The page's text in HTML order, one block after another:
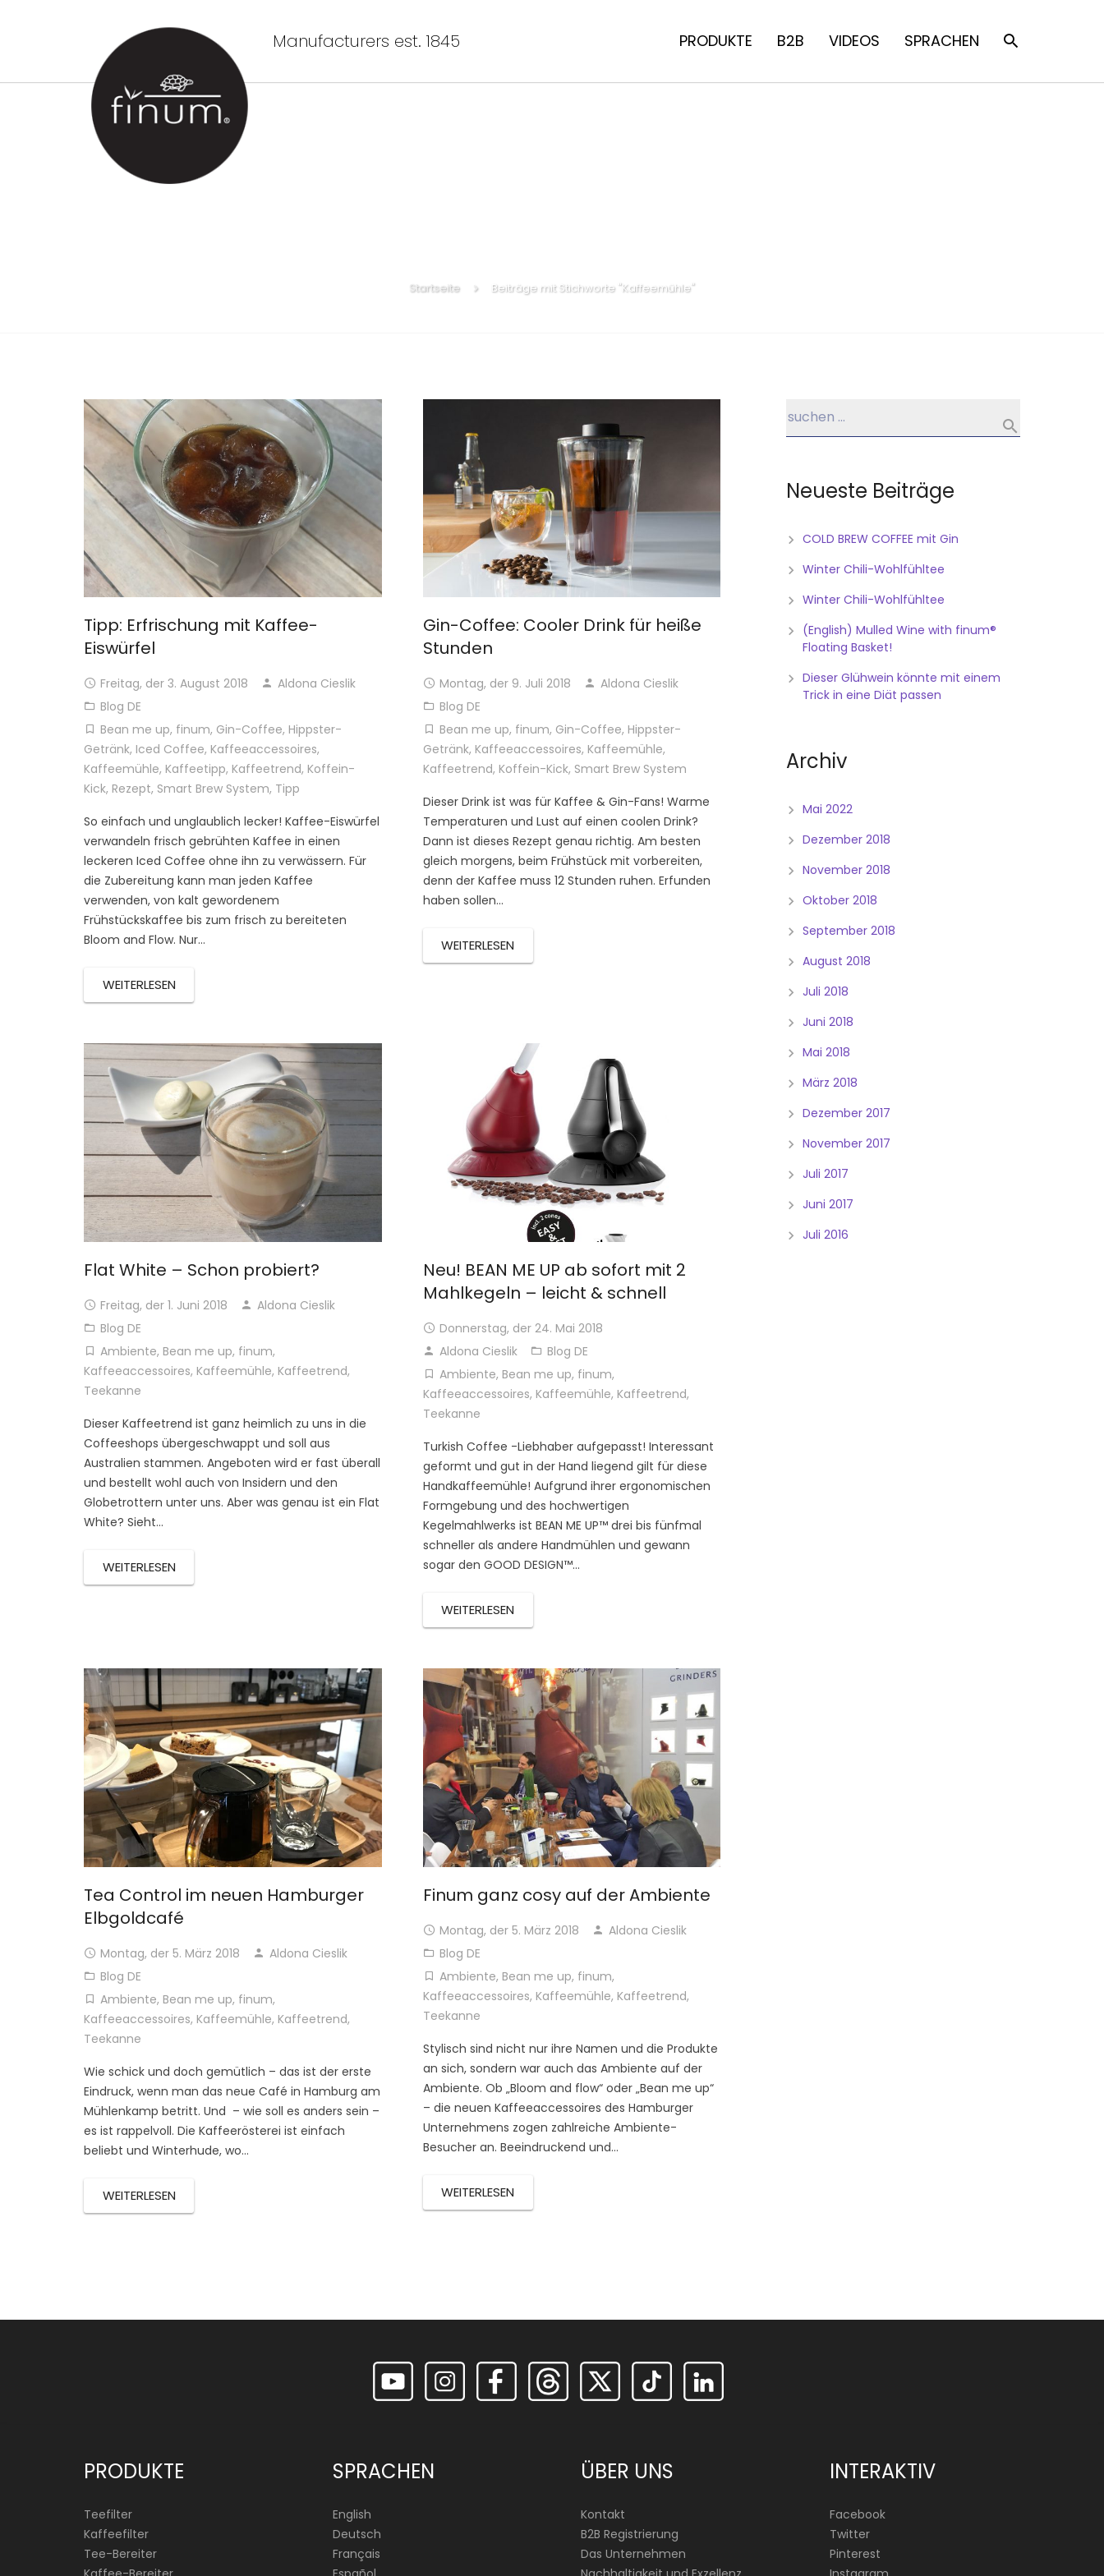
Manufacturers est. 1845 PRODUKTE B2B VIDEOS SPRACHEN
Startseite Beiträge mit Stichworte "Kaffeemühle"
Tipp: Erfrischung mit Kaffee-
Eiswürfel
Freitag, der 3. August 2018
Aldona Cieslik
Blog DE
Bean me up, finum, Gin-Coffee, Hippster-
Getränk, Iced Coffee, Kaffeeaccessoires,
Kaffeemühle, Kaffeetipp, Kaffeetrend, Koffein-
Kick, Rezept, Smart Brew System, Tipp
So einfach und unglaublich lecker! Kaffee-Eiswürfel
verwandeln frisch gebrühten Kaffee in einen
leckeren Iced Coffee ohne ihn zu verwässern. Für
die Zubereitung kann man jeden Kaffee
verwenden, von kalt gewordenem
Frühstückskaffee bis zum frisch zu bereiteten
Bloom and Flow. Nur…
WEITERLESEN
Gin-Coffee: Cooler Drink für heiße
Stunden
Montag, der 9. Juli 2018
Aldona Cieslik
Blog DE
Bean me up, finum, Gin-Coffee, Hippster-
Getränk, Kaffeeaccessoires, Kaffeemühle,
Kaffeetrend, Koffein-Kick, Smart Brew System
Dieser Drink ist was für Kaffee & Gin-Fans! Warme
Temperaturen und Lust auf einen coolen Drink?
Dann ist dieses Rezept genau richtig. Am besten
gleich morgens, beim Frühstück mit vorbereiten,
denn der Kaffee muss 12 Stunden ruhen. Erfunden
haben sollen...
WEITERLESEN
Flat White – Schon probiert?
Freitag, der 1. Juni 2018
Aldona Cieslik
Blog DE
Ambiente, Bean me up, finum,
Kaffeeaccessoires, Kaffeemühle, Kaffeetrend,
Teekanne
Dieser Kaffeetrend ist ganz heimlich zu uns in die
Coffeeshops übergeschwappt und soll aus
Australien stammen. Angeboten wird er fast überall
und bestellt wohl auch von Insidern und den
Globetrottern unter uns. Aber was genau ist ein Flat
White? Sieht…
WEITERLESEN
Neu! BEAN ME UP ab sofort mit 2
Mahlkegeln – leicht & schnell
Donnerstag, der 24. Mai 2018
Aldona Cieslik
Blog DE
Ambiente, Bean me up, finum,
Kaffeeaccessoires, Kaffeemühle, Kaffeetrend,
Teekanne
Turkish Coffee -Liebhaber aufgepasst! Interessant
geformt und gut in der Hand liegend gilt für diese
Handkaffeemühle! Aufgrund ihrer ergonomischen
Formgebung und des hochwertigen
Kegelmahlwerks ist BEAN ME UP™ drei bis fünfmal
schneller als andere Handmühlen und gewann
sogar den GOOD DESIGN™…
WEITERLESEN
Tea Control im neuen Hamburger
Elbgoldcafé
Montag, der 5. März 2018
Aldona Cieslik
Blog DE
Ambiente, Bean me up, finum,
Kaffeeaccessoires, Kaffeemühle, Kaffeetrend,
Teekanne
Wie schick und doch gemütlich – das ist der erste
Eindruck, wenn man das neue Café in Hamburg am
Mühlenkamp betritt. Und – wie soll es anders sein –
es ist rappelvoll. Die Kaffeerösterei ist einfach
beliebt und Winterhude, wo…
WEITERLESEN
Finum ganz cosy auf der Ambiente
Montag, der 5. März 2018
Aldona Cieslik
Blog DE
Ambiente, Bean me up, finum,
Kaffeeaccessoires, Kaffeemühle, Kaffeetrend,
Teekanne
Stylisch sind nicht nur ihre Namen und die Produkte
an sich, sondern war auch das Ambiente auf der
Ambiente. Ob „Bloom and flow“ oder „Bean me up“
– die neuen Kaffeeaccessoires des Hamburger
Unternehmens zogen zahlreiche Ambiente-
Besucher an. Beeindruckend und…
WEITERLESEN
Neueste Beiträge
COLD BREW COFFEE mit Gin
Winter Chili-Wohlfühltee
Winter Chili-Wohlfühltee
(English) Mulled Wine with finum®
Floating Basket!
Dieser Glühwein könnte mit einem
Trick in eine Diät passen
Archiv
Mai 2022
Dezember 2018
November 2018
Oktober 2018
September 2018
August 2018
Juli 2018
Juni 2018
Mai 2018
März 2018
Dezember 2017
November 2017
Juli 2017
Juni 2017
Juli 2016
PRODUKTE
Teefilter
Kaffeefilter
Tee-Bereiter
SPRACHEN
English
Deutsch
Français
ÜBER UNS
Kontakt
B2B Registrierung
Das Unternehmen
INTERAKTIV
Facebook
Twitter
Pinterest